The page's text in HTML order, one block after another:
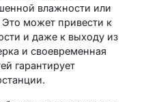
влажности или
может привести к
и даже к выходу из
и своевременная
гарантирует